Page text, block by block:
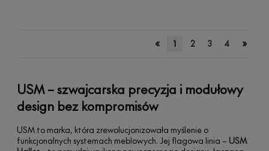
« 1 2 3 4 »
USM – szwajcarska precyzja i modułowy
design bez kompromisów
USM to marka, która zrewolucjonizowała myślenie o
funkcjonalnych systemach meblowych. Jej flagowa linia – USM